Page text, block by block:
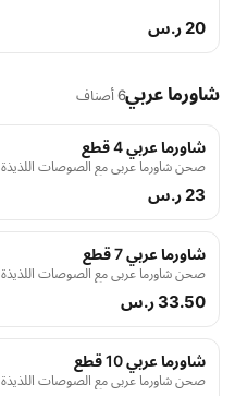
20 ر.س
شاورما عربي6 أصناف
شاورما عربي 4 قطع
صحن شاورما عربي مع الصوصات اللذيذة
23 ر.س
شاورما عربي 7 قطع
صحن شاورما عربي مع الصوصات اللذيذة
33.50 ر.س
شاورما عربي 10 قطع
صحن شاورما عربي مع الصوصات اللذيذة